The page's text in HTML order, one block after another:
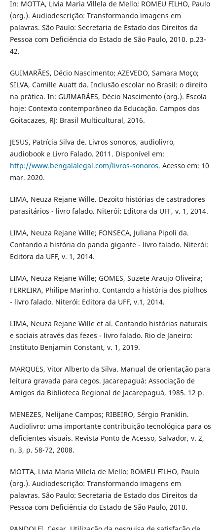
In: MOTTA, Livia Maria Villela de Mello; ROMEU FILHO, Paulo
(org.). Audiodescrição: Transformando imagens em
palavras. São Paulo: Secretaria de Estado dos Direitos da
Pessoa com Deficiência do Estado de São Paulo, 2010. p.23-
42.
GUIMARÃES, Décio Nascimento; AZEVEDO, Samara Moço;
SILVA, Camille Auatt da. Inclusão escolar no Brasil: o direito
na prática. In: GUIMARÃES, Décio Nascimento (org.). Escola
hoje: Contexto contemporâneo da Educação. Campos dos
Goitacazes, RJ: Brasil Multicultural, 2016.
JESUS, Patrícia Silva de. Livros sonoros, audiolivro,
audiobook e Livro Falado. 2011. Disponível em:
http://www.bengalalegal.com/livros-sonoros. Acesso em: 10
mar. 2020.
LIMA, Neuza Rejane Wille. Dezoito histórias de castradores
parasitários - livro falado. Niterói: Editora da UFF, v. 1, 2014.
LIMA, Neuza Rejane Wille; FONSECA, Juliana Pipoli da.
Contando a história do panda gigante - livro falado. Niterói:
Editora da UFF, v. 1, 2014.
LIMA, Neuza Rejane Wille; GOMES, Suzete Araujo Oliveira;
FERREIRA, Philipe Marinho. Contando a história dos piolhos
- livro falado. Niterói: Editora da UFF, v.1, 2014.
LIMA, Neuza Rejane Wille et al. Contando histórias naturais
e sociais através das fezes - livro falado. Rio de Janeiro:
Instituto Benjamin Constant, v. 1, 2019.
MARQUES, Vitor Alberto da Silva. Manual de orientação para
leitura gravada para cegos. Jacarepaguá: Associação de
Amigos da Biblioteca Regional de Jacarepaguá, 1985. 12 p.
MENEZES, Nelijane Campos; RIBEIRO, Sérgio Franklin.
Audiolivro: uma importante contribuição tecnológica para os
deficientes visuais. Revista Ponto de Acesso, Salvador, v. 2,
n. 3, p. 58-72, 2008.
MOTTA, Livia Maria Villela de Mello; ROMEU FILHO, Paulo
(org.). Audiodescrição: Transformando imagens em
palavras. São Paulo: Secretaria de Estado dos Direitos da
Pessoa com Deficiência do Estado de São Paulo, 2010.